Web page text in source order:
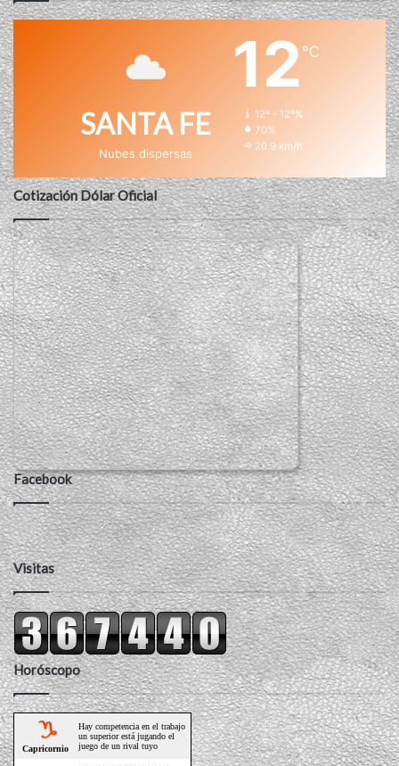
SANTA FE
Nubes dispersas
12℃
12º - 12º%
70%
20.9 km/h
Cotización Dólar Oficial
Facebook
Visitas
Horóscopo